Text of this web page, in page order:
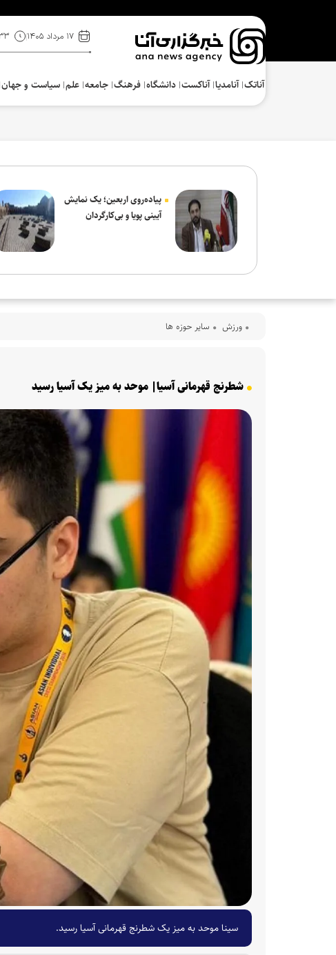
۱۷ مرداد ۱۴۰۵
آناتک آنامدیا آناکست دانشگاه فرهنگ‌ جامعه علم سیاست و جهان
پیاده‌روی اربعین؛ یک نمایش
آیینی پویا و بی‌کارگردان
ورزش سایر حوزه ها
شطرنج قهرمانی آسیا| موحد به میز یک آسیا رسید
سینا موحد به میز یک شطرنج قهرمانی آسیا رسید.